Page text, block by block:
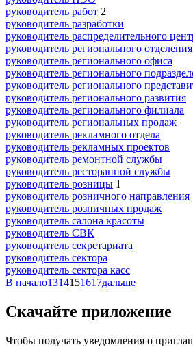
руководитель работ 2
руководитель разработки
руководитель распределительного
руководитель регионального отделения
руководитель регионального офиса
руководитель регионального
руководитель регионального
руководитель регионального развития
руководитель регионального филиала
руководитель региональных продаж
руководитель рекламного отдела
руководитель рекламных проектов
руководитель ремонтной службы
руководитель ресторанной службы
руководитель розницы 1
руководитель розничного направления
руководитель розничных продаж
руководитель салона красоты
руководитель СВК
руководитель секретариата
руководитель сектора
руководитель сектора касс
В начало1314151617дальше
Скачайте приложение
Чтобы получать уведомления о